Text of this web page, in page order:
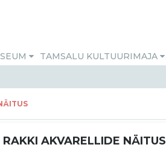
TAMSALU KULTUURIMAJA
RAKKI AKVARELLIDE NÄITUS